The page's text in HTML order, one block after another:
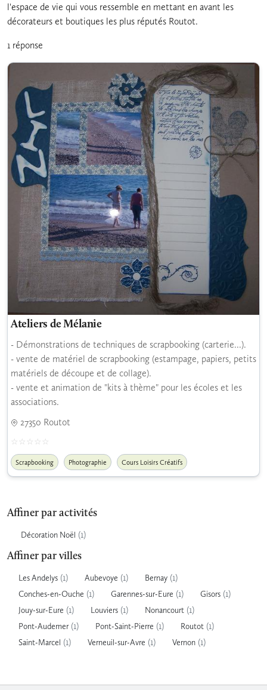
Affiner par activités
Décoration Noël (1)
Affiner par villes
Les Andelys (1) Aubevoye (1) Bernay (1)
Conches-en-Ouche (1) Garennes-sur-Eure (1) Gisors (1)
Jouy-sur-Eure (1) Louviers (1) Nonancourt (1)
Pont-Audemer(1) Pont-Saint-Pierre (1) Routot (1)
Saint-Marcel (1) Verneuil-sur-Avre (1) Vernon (1)
l'espace de vie qui vous ressemble en mettant en avant les
décorateurs et boutiques les plus réputés Routot.
1 réponse
Ateliers de Mélanie
- Démonstrations de techniques de scrapbooking (carterie...).
- vente de matériel de scrapbooking (estampage, papiers, petits
matériels de découpe et de collage).
- vente et animation de "kits à thème" pour les écoles et les
associations.
27350 Routot
Scrapbooking Photographie Cours Loisirs Créatifs